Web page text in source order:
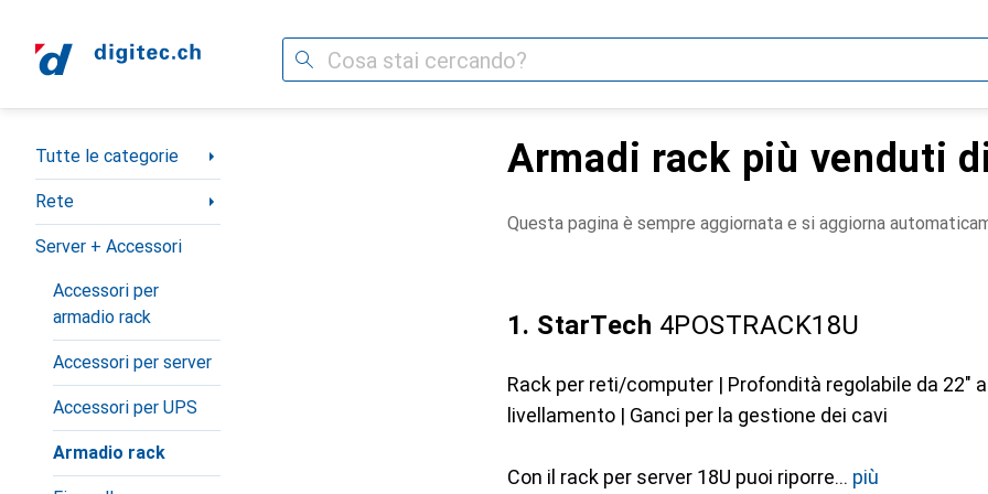
Cerca
Categoria Navigazione
Tutte le categorie
Rete
Server + Accessori
Accessori per
armadio rack
Accessori per server
Accessori per UPS
Armadio rack
Armadi rack più venduti
Questa pagina è sempre aggiornata e si aggiorna
1. StarTech 4POSTRACK18U
Rack per reti/computer | Profondità regolabile da 22"
livellamento | Ganci per la gestione dei cavi
Con il rack per server 18U puoi riporre più